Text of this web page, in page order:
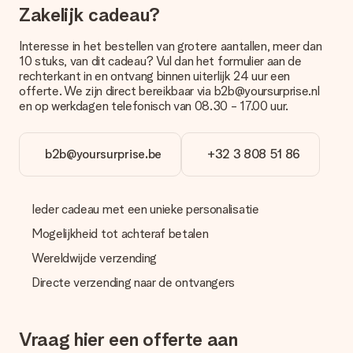
gegeven te worden of direct naar de ontvanger te versturen.
Levertijd, bezorgopties en verzendkosten
Kan ik een afleverdatum kiezen?
Ja, dat kan! In onze winkelmand kun je bij de meeste cadeaus
precies aangeven wanneer jouw cadeau bezorgd moet
worden.
De levertijd is terug te vinden op de productpagina van het
cadeau. Je kunt erop vertrouwen dat het cadeau netjes op
Welke bezorgopties kan ik kiezen?
Je kunt kiezen uit een normale snelle levering, of een express
levering. Per cadeau worden de mogelijke leveropties
weergegeven op de artikelpagina. Het cadeau dat je wilt
bestellen wordt verstuurd als pakketpost of als
brievenbuspakje. Wil je weten of je een pakketje of
Zakelijk cadeau?
Interesse in het bestellen van grotere aantallen, meer dan
10 stuks, van dit cadeau? Vul dan het formulier aan de
rechterkant in en ontvang binnen uiterlijk 24 uur een
offerte. We zijn direct bereikbaar via b2b@yoursurprise.nl
en op werkdagen telefonisch van 08.30 - 17.00 uur.
b2b@yoursurprise.be +32 3 808 51 86
Ieder cadeau met een unieke personalisatie
Mogelijkheid tot achteraf betalen
Wereldwijde verzending
Directe verzending naar de ontvangers
Vraag hier een offerte aan